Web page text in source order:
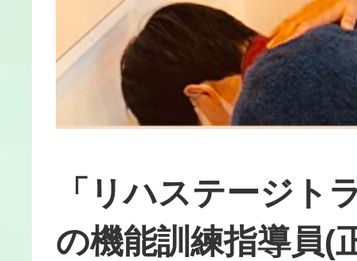
「リハステージト
の機能訓練指導員(